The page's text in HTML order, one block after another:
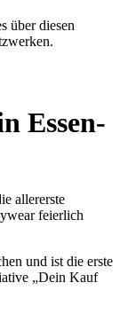
über diesen
Essen-
allererste
feierlich
und ist die erste
„Dein Kauf